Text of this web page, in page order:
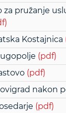
pružanje
Kostajnica
(pdf)
(pdf)
nakon
(pdf)